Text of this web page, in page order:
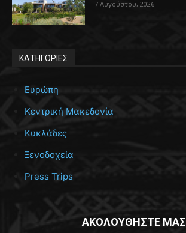
7 Αυγούστου, 2026
ΚΑΤΗΓΟΡΙΕΣ
Ευρώπη
Κεντρική Μακεδονία
Κυκλάδες
Ξενοδοχεία
Press Trips
ΑΚΟΛΟΥΘΗΣΤΕ ΜΑΣ